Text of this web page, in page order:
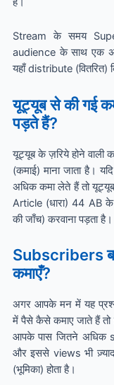
Stream के समय
audience के साथ एक
यहाँ distribute
यूट्यूब से की गई
पड़ते हैं?
यूट्यूब के ज़रिये होने वाली
(कमाई) माना जाता है।
अधिक कमा लेते हैं तो
Article (धारा) 44 AB
की जाँच) करवाना पड़ता है।
Subscribers
कमाएँ?
अगर आपके मन में यह
में पैसे कैसे कमाए जाते हैं तो
आपके पास जितने अधिक
और इससे views भी
(भूमिका) होता है।